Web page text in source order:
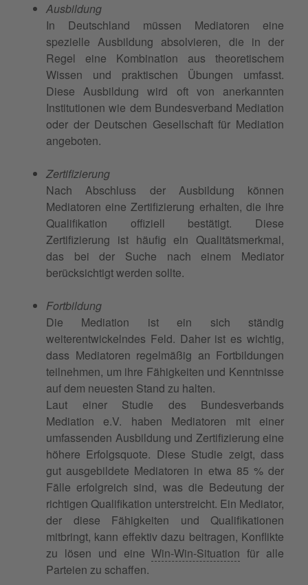
Ausbildung
In Deutschland müssen Mediatoren eine
spezielle Ausbildung absolvieren, die in der
Regel eine Kombination aus theoretischem
Wissen und praktischen Übungen umfasst.
Diese Ausbildung wird oft von anerkannten
Institutionen wie dem Bundesverband Mediation
oder der Deutschen Gesellschaft für Mediation
angeboten.
Zertifizierung
Nach Abschluss der Ausbildung können
Mediatoren eine Zertifizierung erhalten, die ihre
Qualifikation offiziell bestätigt. Diese
Zertifizierung ist häufig ein Qualitätsmerkmal,
das bei der Suche nach einem Mediator
berücksichtigt werden sollte.
Fortbildung
Die Mediation ist ein sich ständig
weiterentwickelndes Feld. Daher ist es wichtig,
dass Mediatoren regelmäßig an Fortbildungen
teilnehmen, um ihre Fähigkeiten und Kenntnisse
auf dem neuesten Stand zu halten.
Laut einer Studie des Bundesverbands
Mediation e.V. haben Mediatoren mit einer
umfassenden Ausbildung und Zertifizierung eine
höhere Erfolgsquote. Diese Studie zeigt, dass
gut ausgebildete Mediatoren in etwa 85 % der
Fälle erfolgreich sind, was die Bedeutung der
richtigen Qualifikation unterstreicht. Ein Mediator,
der diese Fähigkeiten und Qualifikationen
mitbringt, kann effektiv dazu beitragen, Konflikte
zu lösen und eineWin-Win-Situation für alle
Parteien zu schaffen.